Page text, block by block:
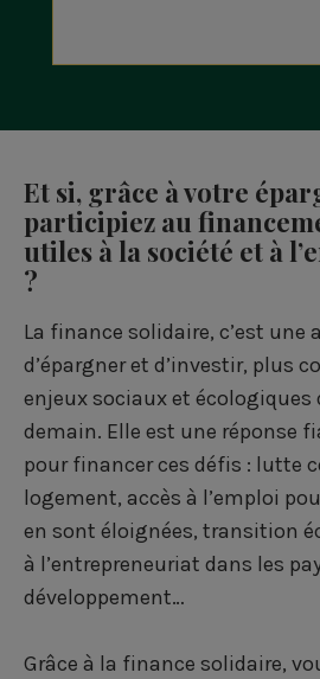
Et si, grâce à votre
participiez au
utiles à la société et à
?
La finance solidaire, c’est une
d’épargner et d’investir, plus
enjeux sociaux et écologiques
demain. Elle est une réponse
pour financer ces défis : lutte
logement, accès à l’emploi
en sont éloignées, transition
à l’entrepreneuriat dans les
développement…
Grâce à la finance solidaire,